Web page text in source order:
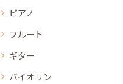
ピアノ
フルート
ギター
バイオリン